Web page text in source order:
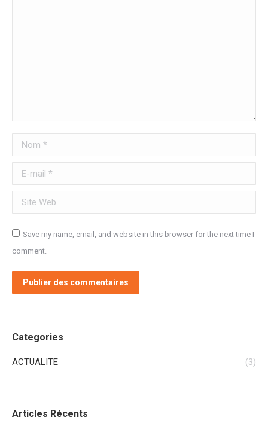
Nom *
E-mail *
Site Web
Save my name, email, and website in this browser for the next time I
comment.
Publier des commentaires
Categories
ACTUALITE (3)
Articles Récents